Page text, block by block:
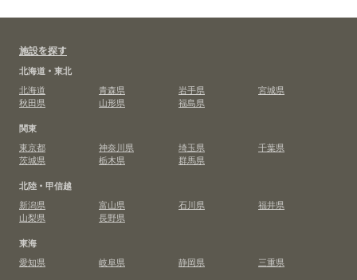
施設を探す
北海道・東北
北海道
青森県 岩手県
宮城県
秋田県
山形県
福島県
関東
東京都
神奈川県 埼玉県
千葉県
茨城県
栃木県
群馬県
北陸・甲信越
新潟県
富山県 石川県
福井県
山梨県
長野県
東海
愛知県
岐阜県 静岡県
三重県